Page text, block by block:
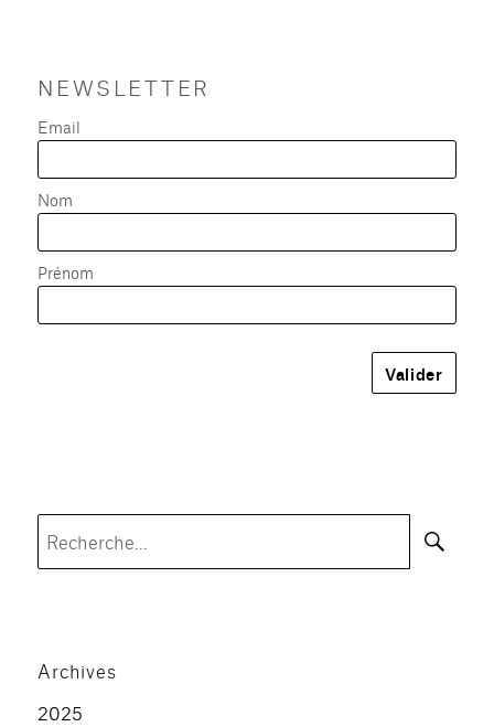
NEWSLETTER
Email
Nom
Prénom
Archives
2025